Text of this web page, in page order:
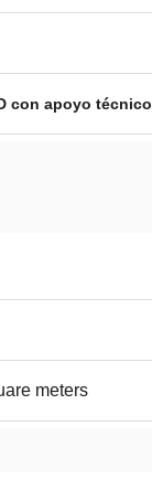
con apoyo técnico
meters